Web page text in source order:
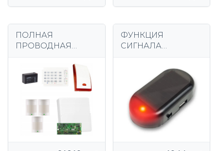
ПОЛНАЯ
ПРОВОДНАЯ
СИГНАЛИЗАЦИИ
PARADOX SPECTRA
3 ДЕТЕКТОРЫ
ФУНКЦИЯ
СИГНАЛА
МИГАЮЩАЯ
ЛОЖНАЯ ТРЕВОГА
СОЛНЕЧНЫЙ
СВЕТОДИОД USB